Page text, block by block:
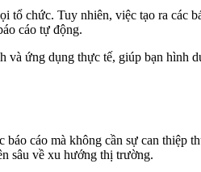
tổ chức. Tuy nhiên, việc tạo ra các
cáo tự động.
và ứng dụng thực tế, giúp bạn hình
cáo mà không cần sự can thiệp
sâu về xu hướng thị trường.